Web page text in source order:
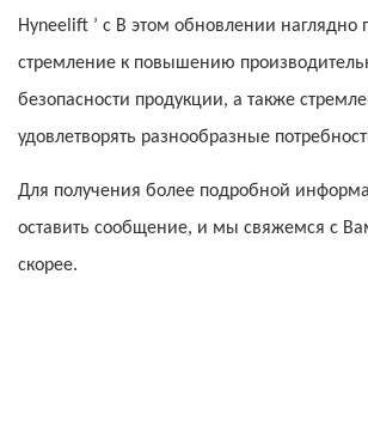
Hyneelift ’ с В этом обновлении наглядно
стремление к повышению
безопасности продукции, а также
удовлетворять разнообразные
Для получения более подробной
оставить сообщение, и мы свяжемся с
скорее.